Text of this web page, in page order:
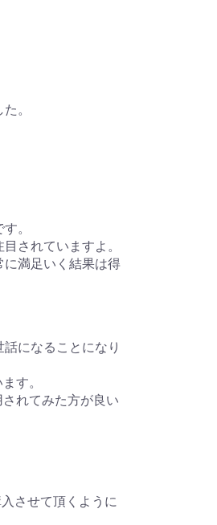
。
。
されていますよ。
に満足いく結果は得
になることになり
す。
れてみた方が良い
させて頂くように